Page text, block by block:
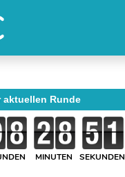
aktuellen Runde
MINUTEN SEKUNDEN